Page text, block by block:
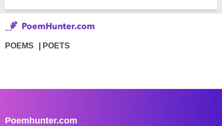
POEMS POETS
Poemhunter.com